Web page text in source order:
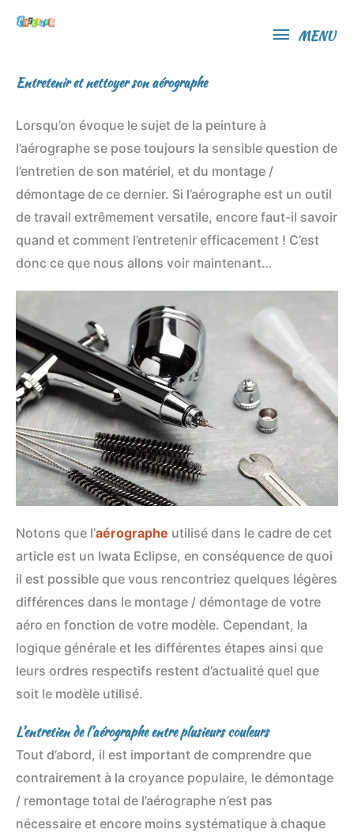
MENU
MENU
Entretenir et nettoyer son aérographe
Lorsqu’on évoque le sujet de la peinture à
l’aérographe se pose toujours la sensible question de
l’entretien de son matériel, et du montage /
démontage de ce dernier. Si l’aérographe est un outil
de travail extrêmement versatile, encore faut-il savoir
quand et comment l’entretenir efficacement ! C’est
donc ce que nous allons voir maintenant…
Notons que l’aérographe utilisé dans le cadre de cet
article est un Iwata Eclipse, en conséquence de quoi
il est possible que vous rencontriez quelques légères
différences dans le montage / démontage de votre
aéro en fonction de votre modèle. Cependant, la
logique générale et les différentes étapes ainsi que
leurs ordres respectifs restent d’actualité quel que
soit le modèle utilisé.
L’entretien de l’aérographe entre plusieurs couleurs
Tout d’abord, il est important de comprendre que
contrairement à la croyance populaire, le démontage
/ remontage total de l’aérographe n’est pas
nécessaire et encore moins systématique à chaque